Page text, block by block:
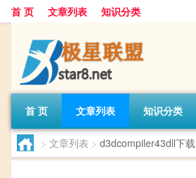
首 页 文章列表 知识分类
首 页 文章列表 知识分类
> 文章列表 > d3dcompiler43dll下